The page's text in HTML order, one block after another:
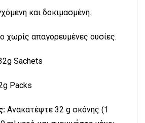
και δοκιμασμένη.
χωρίς απαγορευμένες ουσίες.
Sachets
Packs
Ανακατέψτε 32 g σκόνης (1